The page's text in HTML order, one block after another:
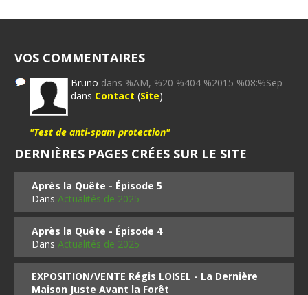
VOS COMMENTAIRES
Bruno dans %AM, %20 %404 %2015 %08:%Sep
dans Contact (Site)
"Test de anti-spam protection"
DERNIÈRES PAGES CRÉES SUR LE SITE
Après la Quête - Épisode 5
DansActualités de 2025
Après la Quête - Épisode 4
DansActualités de 2025
EXPOSITION/VENTE Régis LOISEL - La Dernière
Maison Juste Avant la Forêt